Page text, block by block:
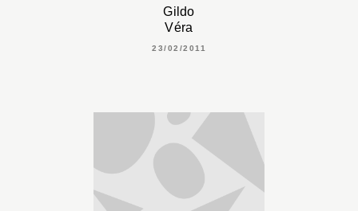
Gildo
Véra
23/02/2011